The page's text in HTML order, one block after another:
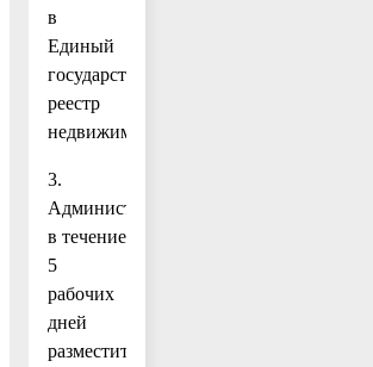
в
Единый
государственный
реестр
недвижимости.
3.
Администрации
в течение
5
рабочих
дней
разместить